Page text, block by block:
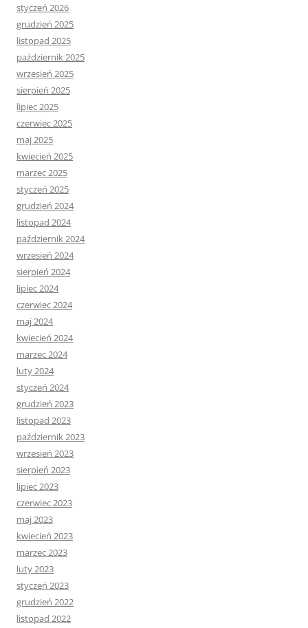
styczeń 2026
grudzień 2025
listopad 2025
październik 2025
wrzesień 2025
sierpień 2025
lipiec 2025
czerwiec 2025
maj 2025
kwiecień 2025
marzec 2025
styczeń 2025
grudzień 2024
listopad 2024
październik 2024
wrzesień 2024
sierpień 2024
lipiec 2024
czerwiec 2024
maj 2024
kwiecień 2024
marzec 2024
luty 2024
styczeń 2024
grudzień 2023
listopad 2023
październik 2023
wrzesień 2023
sierpień 2023
lipiec 2023
czerwiec 2023
maj 2023
kwiecień 2023
marzec 2023
luty 2023
styczeń 2023
grudzień 2022
listopad 2022